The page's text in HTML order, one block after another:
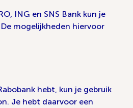
ING en SNS Bank kun je
mogelijkheden hiervoor
hebt, kun je gebruik
Je hebt daarvoor een